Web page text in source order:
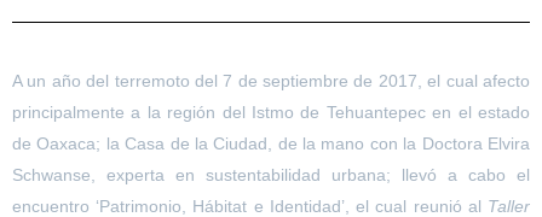
A un año del terremoto del 7 de septiembre de 2017, el cual afecto
principalmente a la región del Istmo de Tehuantepec en el estado
de Oaxaca; la Casa de la Ciudad, de la mano con la Doctora Elvira
Schwanse, experta en sustentabilidad urbana; llevó a cabo el
encuentro ‘Patrimonio, Hábitat e Identidad’, el cual reunió al Taller